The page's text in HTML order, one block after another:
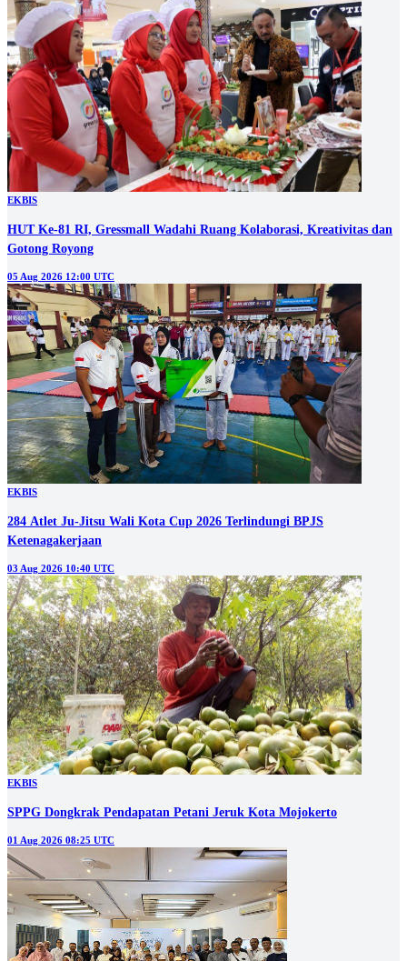
EKBIS
HUT Ke-81 RI, Gressmall Wadahi Ruang Kolaborasi, Kreativitas dan
Gotong Royong
05 Aug 2026 12:00 UTC
EKBIS
284 Atlet Ju-Jitsu Wali Kota Cup 2026 Terlindungi BPJS
Ketenagakerjaan
03 Aug 2026 10:40 UTC
EKBIS
SPPG Dongkrak Pendapatan Petani Jeruk Kota Mojokerto
01 Aug 2026 08:25 UTC